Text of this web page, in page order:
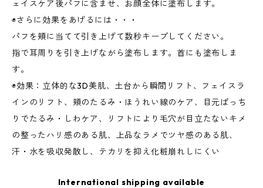
ェイスケア後パフに含ませ、お顔全体に塗布します。
◉さらに効果をあげるには・・・
パフを頬に当てて引き上げて数秒キープしてください。
指で耳周りを引き上げながら塗布します。首にも塗布しま
す。
◉効果：立体的な3D美肌、土台から瞬間リフト、フェイスラ
インのリフト、頬のたるみ・ほうれい線のケア、目元ぱっち
りでたるみ・しわケア、リフトにより毛穴が目立たないキメ
の整ったハリ感のある肌、上品なラメでツヤ感のある肌、
汗・水を吸収発散し、テカリを抑え化粧崩れしにくい
International shipping available